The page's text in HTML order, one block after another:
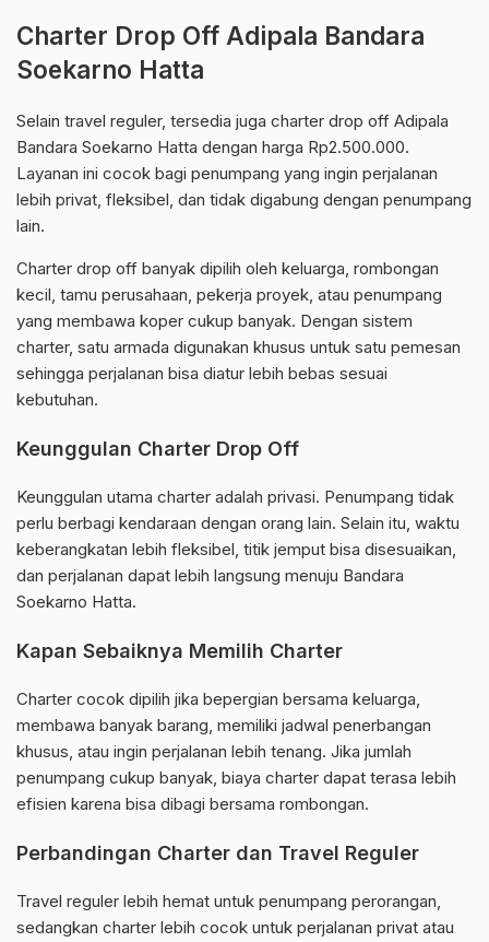
Charter Drop Off Adipala Bandara
Soekarno Hatta
Selain travel reguler, tersedia juga charter drop off Adipala
Bandara Soekarno Hatta dengan harga Rp2.500.000.
Layanan ini cocok bagi penumpang yang ingin perjalanan
lebih privat, fleksibel, dan tidak digabung dengan penumpang
lain.
Charter drop off banyak dipilih oleh keluarga, rombongan
kecil, tamu perusahaan, pekerja proyek, atau penumpang
yang membawa koper cukup banyak. Dengan sistem
charter, satu armada digunakan khusus untuk satu pemesan
sehingga perjalanan bisa diatur lebih bebas sesuai
kebutuhan.
Keunggulan Charter Drop Off
Keunggulan utama charter adalah privasi. Penumpang tidak
perlu berbagi kendaraan dengan orang lain. Selain itu, waktu
keberangkatan lebih fleksibel, titik jemput bisa disesuaikan,
dan perjalanan dapat lebih langsung menuju Bandara
Soekarno Hatta.
Kapan Sebaiknya Memilih Charter
Charter cocok dipilih jika bepergian bersama keluarga,
membawa banyak barang, memiliki jadwal penerbangan
khusus, atau ingin perjalanan lebih tenang. Jika jumlah
penumpang cukup banyak, biaya charter dapat terasa lebih
efisien karena bisa dibagi bersama rombongan.
Perbandingan Charter dan Travel Reguler
Travel reguler lebih hemat untuk penumpang perorangan,
sedangkan charter lebih cocok untuk perjalanan privat atau